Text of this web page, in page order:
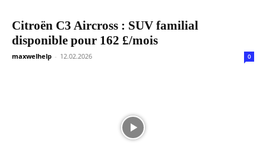
Citroën C3 Aircross : SUV familial
disponible pour 162 £/mois
maxwelhelp - 12.02.2026 0